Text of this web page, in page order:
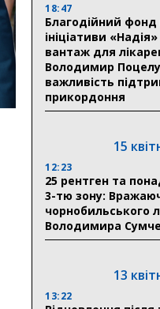
18:47
Благодійний фонд
ініціативи
вантаж для
Володимир
важливість
прикордоння
15
12:23
25 рентген та
3-тю зону:
чорнобильського
Володимира
13
13:22